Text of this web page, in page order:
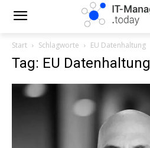
Start Schlagworte EU Datenhaltung
Tag: EU Datenhaltung